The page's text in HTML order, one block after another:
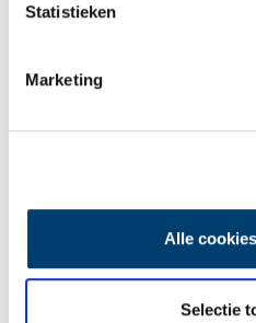
Statistieken
Marketing
Alle
Selectie
Vul deze informatie aan of geef
Vereiste velden zijn gemarkeerd
Naam*